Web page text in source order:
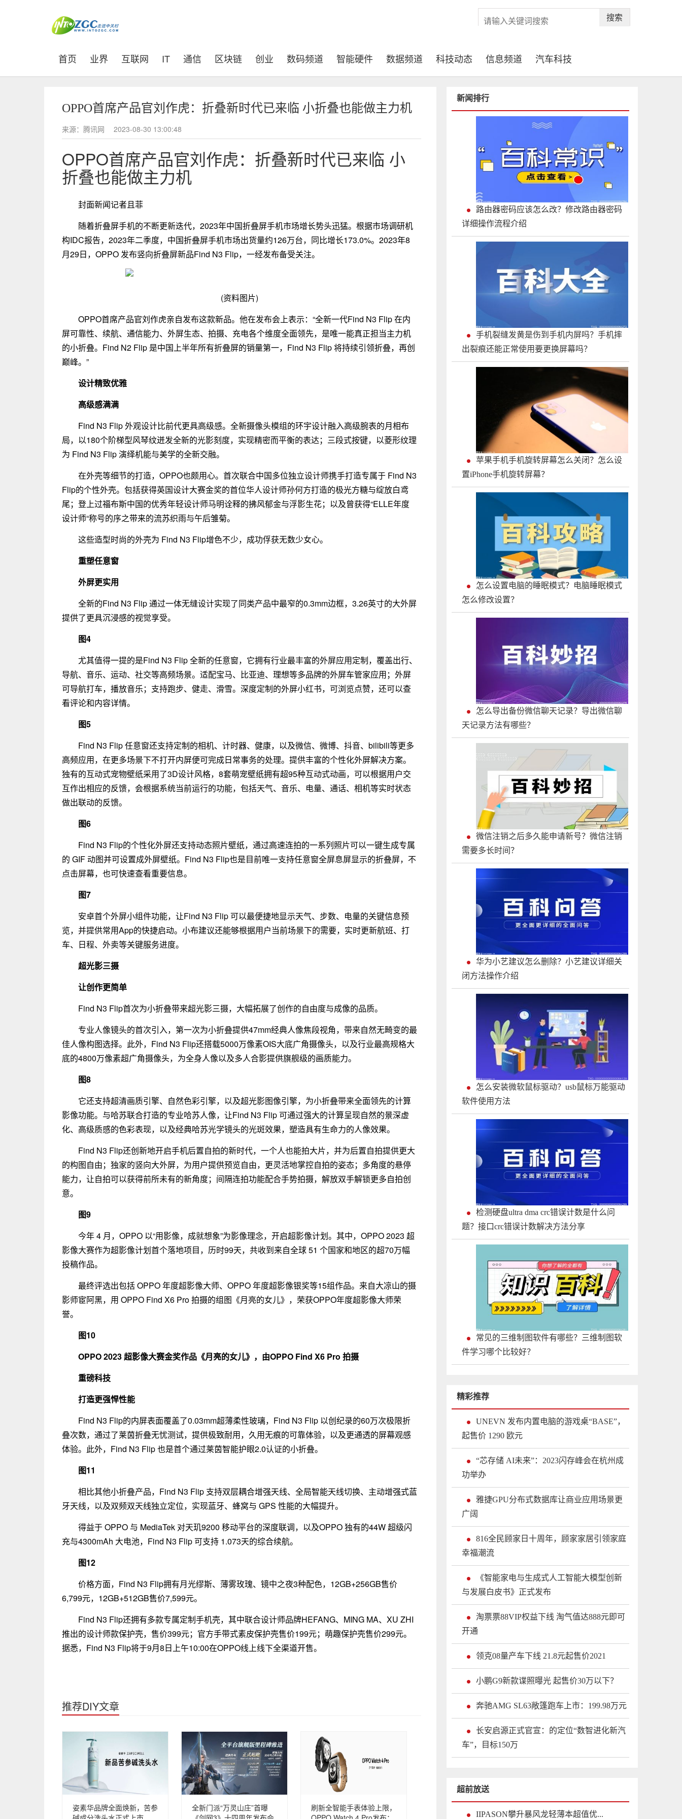
搜索
首页 (current)
业界 互联网 IT 通信 区块链 创业 数码频道 智能硬件 数据频道 科技动态 信息频道 汽车科技
OPPO首席产品官刘作虎：折叠新时代已来临 小折叠也能做主力机
来源：腾讯网 2023-08-30 13:00:48
OPPO首席产品官刘作虎：折叠新时代已来临 小
折叠也能做主力机
封面新闻记者且菲
随着折叠屏手机的不断更新迭代，2023年中国折叠屏手机市场增长势头迅猛。根据市场调研机
构IDC报告，2023年二季度，中国折叠屏手机市场出货量约126万台，同比增长173.0%。2023年8
月29日，OPPO 发布竖向折叠屏新品Find N3 Flip，一经发布备受关注。
(资料图片)
OPPO首席产品官刘作虎亲自发布这款新品。他在发布会上表示：“全新一代Find N3 Flip 在内
屏可靠性、续航、通信能力、外屏生态、拍摄、充电各个维度全面领先，是唯一能真正担当主力机
的小折叠。Find N2 Flip 是中国上半年所有折叠屏的销量第一，Find N3 Flip 将持续引领折叠，再创
巅峰。”
设计精致优雅
高级感满满
Find N3 Flip 外观设计比前代更具高级感。全新摄像头模组的环宇设计融入高级腕表的月相布
局，以180个阶梯型风琴纹迸发全新的光影刻度，实现精密而平衡的表达；三段式按键，以菱形纹理
为 Find N3 Flip 演绎机能与美学的全新交融。
在外壳等细节的打造，OPPO也颇用心。首次联合中国多位独立设计师携手打造专属于 Find N3
Flip的个性外壳。包括获得英国设计大赛金奖的首位华人设计师孙何方打造的极光方糖与绽放白鸢
尾；登上过福布斯中国的优秀年轻设计师马明诠释的拂风郁金与浮影生花；以及曾获得“ELLE年度
设计师“称号的序之带来的流苏织雨与午后雏菊。
这些造型时尚的外壳为 Find N3 Flip增色不少，成功俘获无数少女心。
重塑任意窗
外屏更实用
全新的Find N3 Flip 通过一体无缝设计实现了同类产品中最窄的0.3mm边框，3.26英寸的大外屏
提供了更具沉浸感的视觉享受。
图4
尤其值得一提的是Find N3 Flip 全新的任意窗，它拥有行业最丰富的外屏应用定制，覆盖出行、
导航、音乐、运动、社交等高频场景。适配宝马、比亚迪、理想等多品牌的外屏车管家应用；外屏
可导航打车，播放音乐；支持跑步、健走、滑雪。深度定制的外屏小红书，可浏览点赞，还可以查
看评论和内容详情。
图5
Find N3 Flip 任意窗还支持定制的相机、计时器、健康，以及微信、微博、抖音、bilibili等更多
高频应用，在更多场景下不打开内屏便可完成日常事务的处理。提供丰富的个性化外屏解决方案。
独有的互动式宠物壁纸采用了3D设计风格，8套萌宠壁纸拥有超95种互动式动画，可以根据用户交
互作出相应的反馈，会根据系统当前运行的功能，包括天气、音乐、电量、通话、相机等实时状态
做出联动的反馈。
图6
Find N3 Flip的个性化外屏还支持动态照片壁纸，通过高速连拍的一系列照片可以一键生成专属
的 GIF 动图并可设置成外屏壁纸。Find N3 Flip也是目前唯一支持任意窗全屏息屏显示的折叠屏，不
点击屏幕，也可快速查看重要信息。
图7
安卓首个外屏小组件功能，让Find N3 Flip 可以最便捷地显示天气、步数、电量的关键信息预
览，并提供常用App的快捷启动。小布建议还能够根据用户当前场景下的需要，实时更新航班、打
车、日程、外卖等关键服务进度。
超光影三摄
让创作更简单
Find N3 Flip首次为小折叠带来超光影三摄，大幅拓展了创作的自由度与成像的品质。
专业人像镜头的首次引入，第一次为小折叠提供47mm经典人像焦段视角，带来自然无畸变的最
佳人像构图选择。此外，Find N3 Flip还搭载5000万像素OIS大底广角摄像头，以及行业最高规格大
底的4800万像素超广角摄像头，为全身人像以及多人合影提供旗舰级的画质能力。
图8
它还支持超清画质引擎、自然色彩引擎，以及超光影图像引擎，为小折叠带来全面领先的计算
影像功能。与哈苏联合打造的专业哈苏人像，让Find N3 Flip 可通过强大的计算呈现自然的景深虚
化、高级质感的色彩表现，以及经典哈苏光学镜头的光斑效果，塑造具有生命力的人像效果。
Find N3 Flip还创新地开启手机后置自拍的新时代，一个人也能拍大片，并为后置自拍提供更大
的构图自由；独家的竖向大外屏，为用户提供预览自由，更灵活地掌控自拍的姿态；多角度的悬停
能力，让自拍可以获得前所未有的新角度；间隔连拍功能配合手势拍摄，解放双手解锁更多自拍创
意。
图9
今年 4 月，OPPO 以“用影像，成就想象”为影像理念，开启超影像计划。其中，OPPO 2023 超
影像大赛作为超影像计划首个落地项目，历时99天，共收到来自全球 51 个国家和地区的超70万幅
投稿作品。
最终评选出包括 OPPO 年度超影像大师、OPPO 年度超影像银奖等15组作品。来自大凉山的摄
影师宦阿黑，用 OPPO Find X6 Pro 拍摄的组图《月亮的女儿》，荣获OPPO年度超影像大师荣
誉。
图10
OPPO 2023 超影像大赛金奖作品《月亮的女儿》，由OPPO Find X6 Pro 拍摄
重磅科技
打造更强悍性能
Find N3 Flip的内屏表面覆盖了0.03mm超薄柔性玻璃，Find N3 Flip 以创纪录的60万次极限折
叠次数，通过了莱茵折叠无忧测试，提供极致耐用，久用无痕的可靠体验，以及更通透的屏幕观感
体验。此外，Find N3 Flip 也是首个通过莱茵智能护眼2.0认证的小折叠。
图11
相比其他小折叠产品，Find N3 Flip 支持双层耦合增强天线、全局智能天线切换、主动增强式蓝
牙天线，以及双频双天线独立定位，实现蓝牙、蜂窝与 GPS 性能的大幅提升。
得益于 OPPO 与 MediaTek 对天玑9200 移动平台的深度联调，以及OPPO 独有的44W 超级闪
充与4300mAh 大电池，Find N3 Flip 可支持 1.073天的综合续航。
图12
价格方面，Find N3 Flip拥有月光缪斯、薄雾玫瑰、镜中之夜3种配色，12GB+256GB售价
6,799元，12GB+512GB售价7,599元。
Find N3 Flip还拥有多款专属定制手机壳，其中联合设计师品牌HEFANG、MING MA、XU ZHI
推出的设计师款保护壳，售价399元；官方手带式素皮保护壳售价199元；萌趣保护壳售价299元。
据悉，Find N3 Flip将于9月8日上午10:00在OPPO线上线下全渠道开售。
推荐DIY文章
姿素华品牌全面焕新，苦参
全新门派“万灵山庄”首曝
刷新全智能手表体验上限，
新闻排行
路由器密码应该怎么改？修改路由器密码
详细操作流程介绍
手机裂缝发黄是伤到手机内屏吗？手机摔
出裂痕还能正常使用要更换屏幕吗？
苹果手机手机旋转屏幕怎么关闭？怎么设
置iPhone手机旋转屏幕？
怎么设置电脑的睡眠模式？电脑睡眠模式
怎么修改设置？
怎么导出备份微信聊天记录？导出微信聊
天记录方法有哪些？
微信注销之后多久能申请新号？微信注销
需要多长时间？
华为小艺建议怎么删除？小艺建议详细关
闭方法操作介绍
怎么安装微软鼠标驱动？usb鼠标万能驱动
软件使用方法
检测硬盘ultra dma crc错误计数是什么问
题？接口crc错误计数解决方法分享
常见的三维制图软件有哪些？三维制图软
件学习哪个比较好？
精彩推荐
UNEVN 发布内置电脑的游戏桌“BASE”，
起售价 1290 欧元
“芯存储 AI未来”：2023闪存峰会在杭州成
功举办
雅捷GPU分布式数据库让商业应用场景更
广阔
816全民顾家日十周年，顾家家居引领家庭
幸福潮流
《智能家电与生成式人工智能大模型创新
与发展白皮书》正式发布
淘票票88VIP权益下线 淘气值达888元即可
开通
领克08量产车下线 21.8元起售价2021
小鹏G9新款谍照曝光 起售价30万以下？
奔驰AMG SL63敞篷跑车上市：199.98万元
长安启源正式官宣：的定位“数智进化新汽
车”，目标150万
超前放送
IIPASON攀升暴风龙轻薄本超值优...